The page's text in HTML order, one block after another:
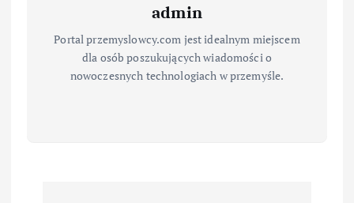
admin
Portal przemyslowcy.com jest idealnym miejscem
dla osób poszukujących wiadomości o
nowoczesnych technologiach w przemyśle.